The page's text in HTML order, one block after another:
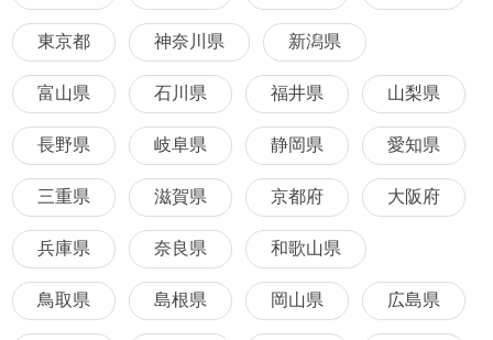
東京都 神奈川県 新潟県
富山県 石川県 福井県 山梨県
長野県 岐阜県 静岡県 愛知県
三重県 滋賀県 京都府 大阪府
兵庫県 奈良県 和歌山県
鳥取県 島根県 岡山県 広島県